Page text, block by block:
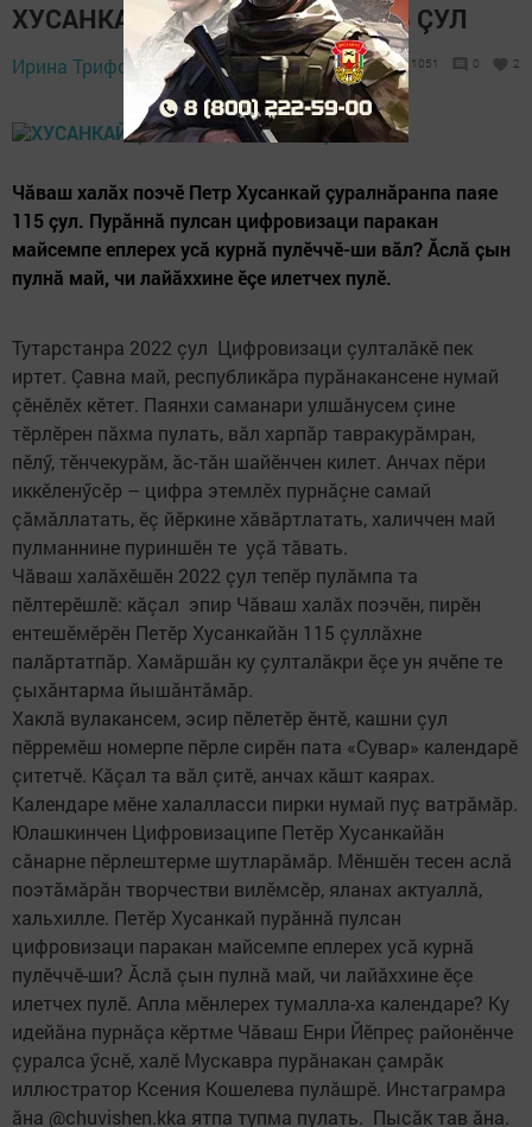
ХУСАНКАЙ ÇУРАЛНĂРАНПА 115 ÇУЛ
Ирина Трифонова, 22 January 2022 -
07:00
1051 0 2
Чăваш халăх поэчӗ Петр Хусанкай çуралнăранпа паяе
115 çул. Пурăннă пулсан цифровизаци паракан
майсемпе еплерех усă курнă пулӗччӗ-ши вăл? Ăслă çын
пулнă май, чи лайăххине ӗçе илетчех пулӗ.
Тутарстанра 2022 çул Цифровизаци çулталăкӗ пек
иртет. Çавна май, республикăра пурăнакансене нумай
çӗнӗлӗх кӗтет. Паянхи саманари улшăнусем çине
тӗрлӗрен пăхма пулать, вăл харпăр тавракурăмран,
пӗлӳ, тӗнчекурăм, ăс-тăн шайӗнчен килет. Анчах пӗри
иккӗленӳсӗр – цифра этемлӗх пурнăçне самай
çăмăллатать, ӗç йӗркине хăвăртлатать, халиччен май
пулманнине пуриншӗн те уçă тăвать.
Чăваш халăхӗшӗн 2022 çул тепӗр пулăмпа та
пӗлтерӗшлӗ: кăçал эпир Чăваш халăх поэчӗн, пирӗн
ентешӗмӗрӗн Петӗр Хусанкайăн 115 çуллăхне
палăртатпăр. Хамăршăн ку çулталăкри ӗçе ун ячӗпе те
çыхăнтарма йышăнтăмăр.
Хаклă вулакансем, эсир пӗлетӗр ӗнтӗ, кашни çул
пӗрремӗш номерпе пӗрле сирӗн пата «Сувар» календарӗ
çитетчӗ. Кăçал та вăл çитӗ, анчах кăшт каярах.
Календаре мӗне халалласси пирки нумай пуç ватрăмăр.
Юлашкинчен Цифровизаципе Петӗр Хусанкайăн
сăнарне пӗрлештерме шутларăмăр. Мӗншӗн тесен аслă
поэтăмăрăн творчестви вилӗмсӗр, яланах актуаллă,
хальхилле. Петӗр Хусанкай пурăннă пулсан
цифровизаци паракан майсемпе еплерех усă курнă
пулӗччӗ-ши? Ăслă çын пулнă май, чи лайăххине ӗçе
илетчех пулӗ. Апла мӗнлерех тумалла-ха календаре? Ку
идейăна пурнăçа кӗртме Чăваш Енри Йӗпреç районӗнче
çуралса ӳснӗ, халӗ Мускавра пурăнакан çамрăк
иллюстратор Ксения Кошелева пулăшрӗ. Инстаграмра
ăна @сhuvishen.kka ятпа тупма пулать. Пысăк тав ăна.